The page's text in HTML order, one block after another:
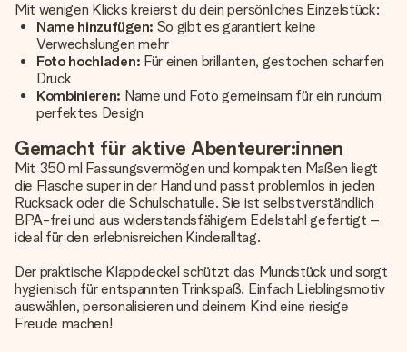
Mit wenigen Klicks kreierst du dein persönliches Einzelstück:
Name hinzufügen: So gibt es garantiert keine
Verwechslungen mehr
Foto hochladen: Für einen brillanten, gestochen scharfen
Druck
Kombinieren: Name und Foto gemeinsam für ein rundum
perfektes Design
Gemacht für aktive Abenteurer:innen
Mit 350 ml Fassungsvermögen und kompakten Maßen liegt
die Flasche super in der Hand und passt problemlos in jeden
Rucksack oder die Schulschatulle. Sie ist selbstverständlich
BPA-frei und aus widerstandsfähigem Edelstahl gefertigt –
ideal für den erlebnisreichen Kinderalltag.
Der praktische Klappdeckel schützt das Mundstück und sorgt
hygienisch für entspannten Trinkspaß. Einfach Lieblingsmotiv
auswählen, personalisieren und deinem Kind eine riesige
Freude machen!